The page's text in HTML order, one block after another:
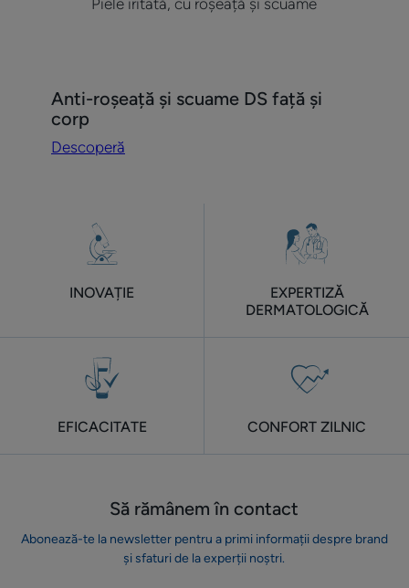
Piele iritată, cu roșeață și scuame
Anti-
roșeață
și
Anti-roșeață și scuame DS față și
corp
Descoperă
INOVAȚIE
EXPERTIZĂ
DERMATOLOGICĂ
EFICACITATE CONFORT ZILNIC
Să rămânem în contact
Abonează-te la newsletter pentru a primi informații despre brand
și sfaturi de la experții noștri.